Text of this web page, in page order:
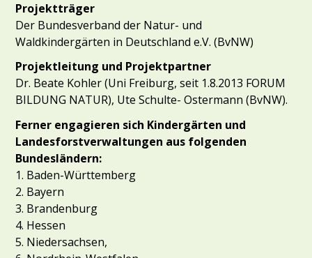
Projektträger
Der Bundesverband der Natur- und
Waldkindergärten in Deutschland e.V. (BvNW)
Projektleitung und Projektpartner
Dr. Beate Kohler (Uni Freiburg, seit 1.8.2013 FORUM
BILDUNG NATUR), Ute Schulte- Ostermann (BvNW).
Ferner engagieren sich Kindergärten und
Landesforstverwaltungen aus folgenden
Bundesländern:
1. Baden-Württemberg
2. Bayern
3. Brandenburg
4. Hessen
5. Niedersachsen,